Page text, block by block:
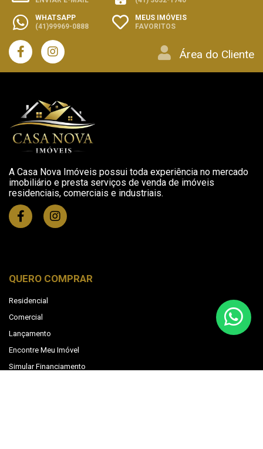
WHATSAPP
(41)99969-0888
MEUS IMÓVEIS
FAVORITOS
Área do Cliente
A Casa Nova Imóveis possui toda experiência no mercado
imobiliário e presta serviços de venda de imóveis
residenciais, comerciais e industriais.
QUERO COMPRAR
Residencial
Comercial
Lançamento
Encontre Meu Imóvel
Simular Financiamento